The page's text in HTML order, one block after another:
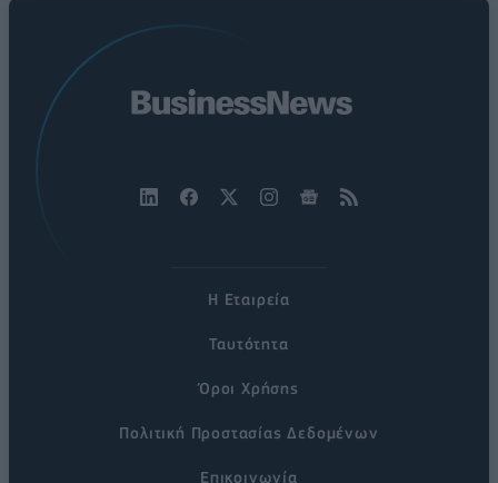
Η Εταιρεία
Ταυτότητα
Όροι Χρήσης
Πολιτική Προστασίας Δεδομένων
Επικοινωνία